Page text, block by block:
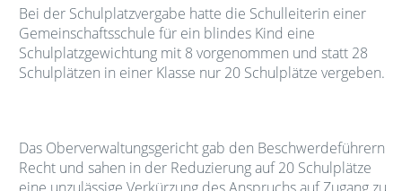
Bei der Schulplatzvergabe hatte die Schulleiterin einer
Gemeinschaftsschule für ein blindes Kind eine
Schulplatzgewichtung mit 8 vorgenommen und statt 28
Schulplätzen in einer Klasse nur 20 Schulplätze vergeben.
Das Oberverwaltungsgericht gab den Beschwerdeführern
Recht und sahen in der Reduzierung auf 20 Schulplätze